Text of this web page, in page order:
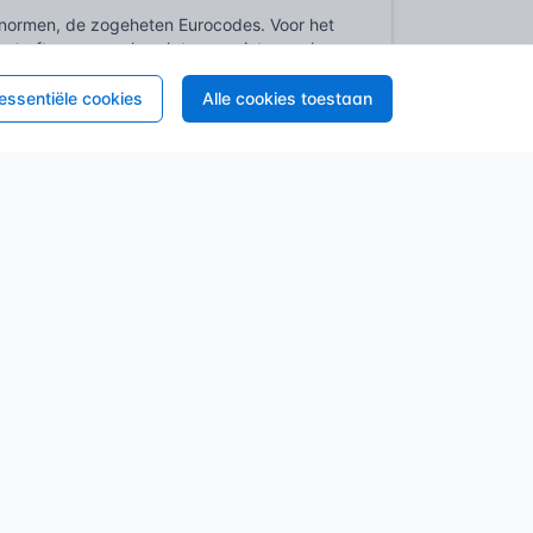
de zogeheten Eurocodes. Voor het
– waar ankerplaten een integraal
enNEN-EN 1993(Eurocode 3
voor het bepalen van de benodigde
moet voldoen aan de daarin gestelde
cookies Alle cookies toestaan